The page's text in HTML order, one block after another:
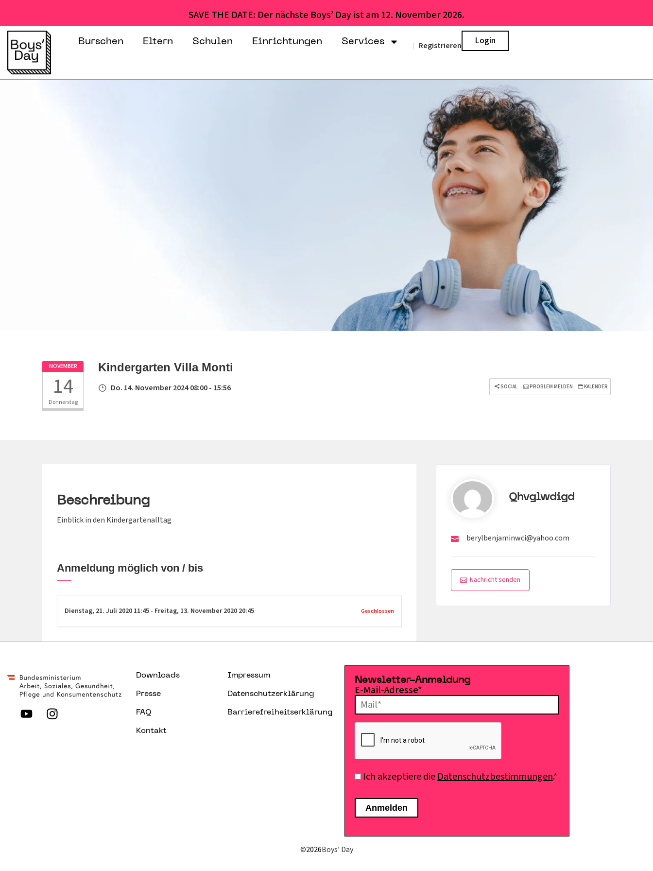
SAVE THE DATE: Der nächste Boys’ Day ist am 12. November 2026.
Burschen Eltern Schulen Einrichtungen Services | Registrieren Login
NOVEMBER
14
Donnerstag
Kindergarten Villa Monti
Do. 14. November 2024 08:00 - 15:56 SOCIAL PROBLEM MELDEN KALENDER
Beschreibung
Einblick in den Kindergartenalltag
Anmeldung möglich von / bis
Dienstag, 21. Juli 2020 11:45 - Freitag, 13. November 2020 20:45 Geschlossen
Qhvglwdigd
berylbenjaminwci@yahoo.com
Nachricht senden
Downloads
Presse
FAQ
Kontakt
Impressum
Datenschutzerklärung
Barrierefreiheitserklärung
Newsletter-Anmeldung
E-Mail-Adresse*
Ich akzeptiere dieDatenschutzbestimmungen.*
©2026Boys’ Day